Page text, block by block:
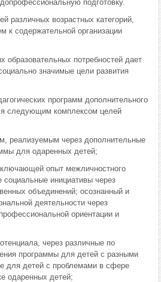
подготовку.
различных возрастных категорий,
к содержательной организации
образовательных потребностей дает
значимые цели развития
программ дополнительного
следующим комплексом целей
реализуемым через дополнительные
для одаренных детей;
опыт межличностного
социальные инициативы через
объединений; осознанный и
деятельности через
ориентации и
через различные по
программы для детей с разными
для детей с проблемами в сфере
одаренных детей;